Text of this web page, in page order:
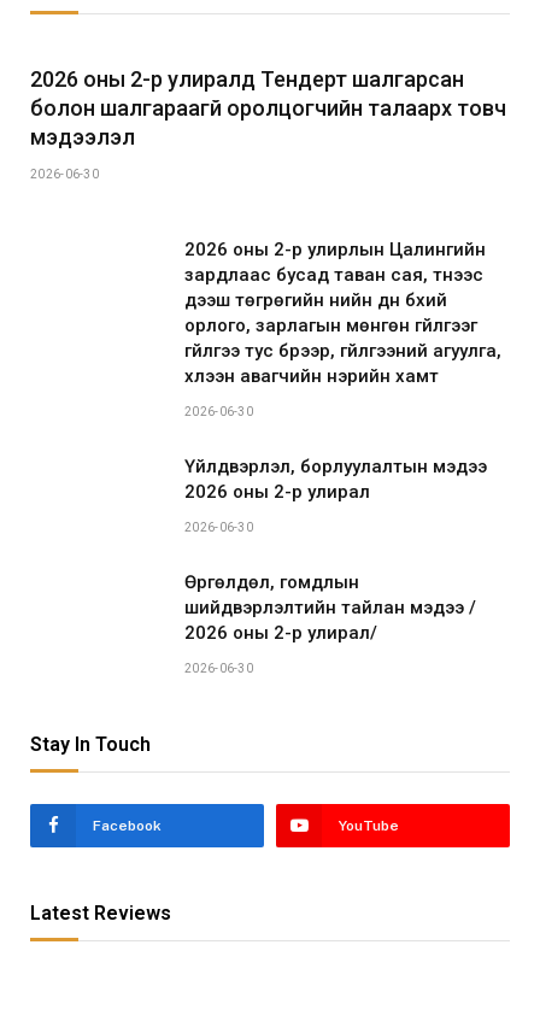
2026 оны 2-р улиралд Тендерт шалгарсан
болон шалгараагүй оролцогчийн талаарх товч
мэдээлэл
2026-06-30
2026 оны 2-р улирлын Цалингийн
зардлаас бусад таван сая, түүнээс
дээш төгрөгийн үнийн дүн бүхий
орлого, зарлагын мөнгөн гүйлгээг
гүйлгээ тус бүрээр, гүйлгээний агуулга,
хүлээн авагчийн нэрийн хамт
2026-06-30
Үйлдвэрлэл, борлуулалтын мэдээ
2026 оны 2-р улирал
2026-06-30
Өргөлдөл, гомдлын
шийдвэрлэлтийн тайлан мэдээ /
2026 оны 2-р улирал/
2026-06-30
Stay In Touch
Facebook YouTube
Latest Reviews